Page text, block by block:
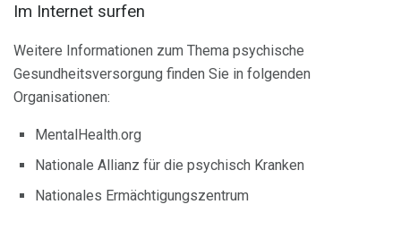
Im Internet surfen
Weitere Informationen zum Thema psychische
Gesundheitsversorgung finden Sie in folgenden
Organisationen:
MentalHealth.org
Nationale Allianz für die psychisch Kranken
Nationales Ermächtigungszentrum